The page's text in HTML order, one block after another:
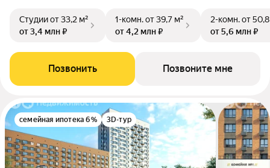
Студииот 33,2 м²
от 3,4 млн ₽
1-комн.от 39,7 м²
от 4,2 млн ₽
2-комн.от
от 5,6 млн ₽
Позвонить Позвоните мне
семейная ипотека 6% 3D-тур